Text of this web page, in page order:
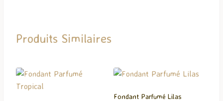
Produits Similaires
Fondant Parfumé Lilas